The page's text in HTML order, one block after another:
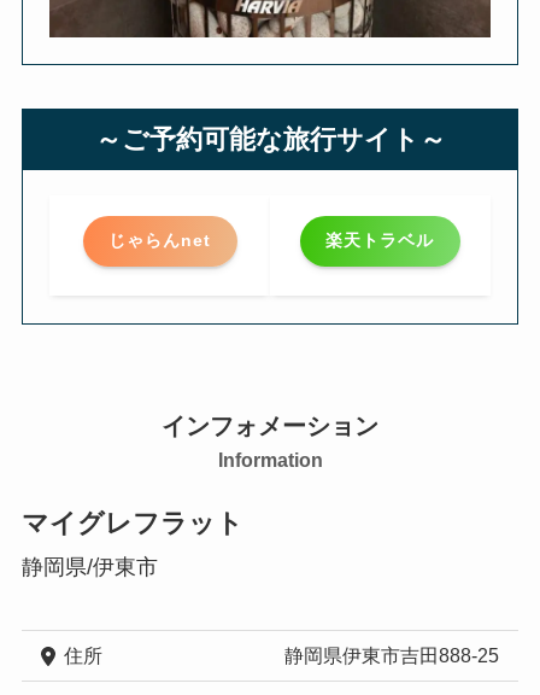
～ご予約可能な旅行サイト～
じゃらんnet 楽天トラベル
インフォメーション
Information
マイグレフラット
静岡県/伊東市
住所 静岡県伊東市吉田888-25